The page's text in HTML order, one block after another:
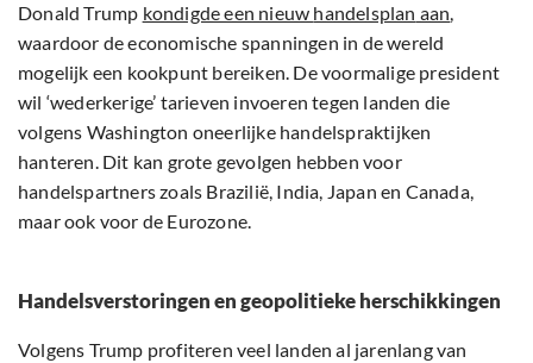
Donald Trump kondigde een nieuw handelsplan aan,
waardoor de economische spanningen in de wereld
mogelijk een kookpunt bereiken. De voormalige president
wil ‘wederkerige’ tarieven invoeren tegen landen die
volgens Washington oneerlijke handelspraktijken
hanteren. Dit kan grote gevolgen hebben voor
handelspartners zoals Brazilië, India, Japan en Canada,
maar ook voor de Eurozone.
Handelsverstoringen en geopolitieke herschikkingen
Volgens Trump profiteren veel landen al jarenlang van